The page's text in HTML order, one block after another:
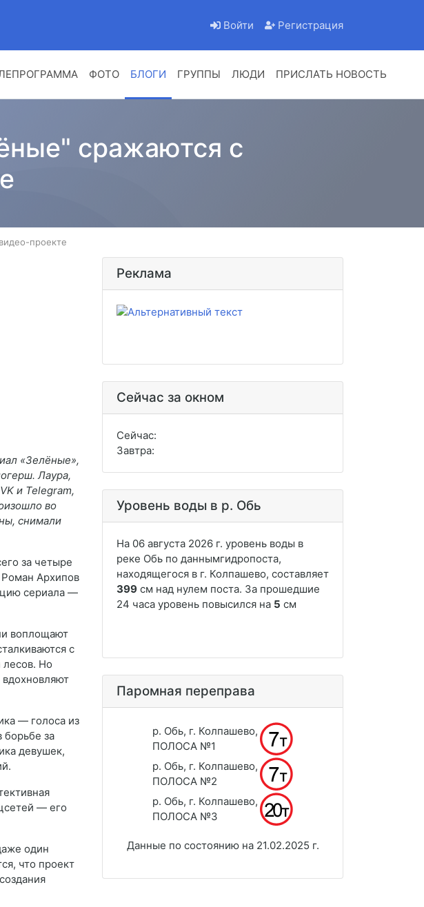
Войти Регистрация
ФОТО БЛОГИ ГРУППЫ ЛЮДИ ПРИСЛАТЬ НОВОСТЬ
сражаются с
проекте
«Зелёные»,
Лаура,
и Telegram,
во
снимали
за четыре
Архипов
сериала —
воплощают
с
лесов. Но
— голоса из
борьбе за
девушек,
— его
один
что проект
Реклама
Сейчас за окном
Сейчас:
Завтра:
Уровень воды в р. Обь
Паромная переправа
р. Обь, г. Колпашево,
ПОЛОСА №1
р. Обь, г. Колпашево,
ПОЛОСА №2
р. Обь, г. Колпашево,
ПОЛОСА №3
Данные по состоянию на 21.02.2025 г.